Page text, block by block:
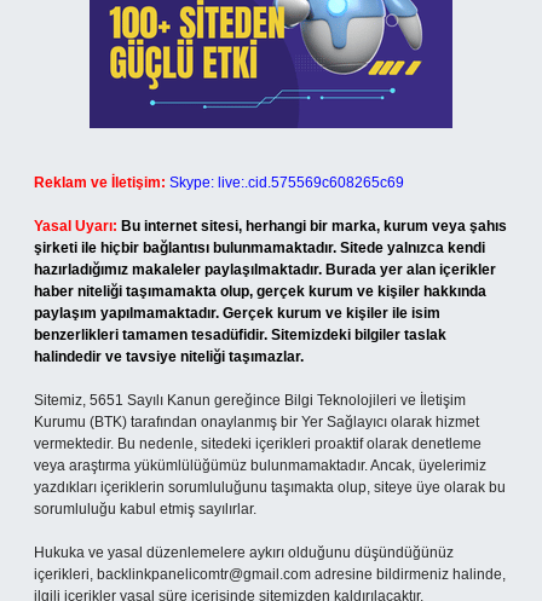
Reklam ve İletişim: Skype: live:.cid.575569c608265c69
Yasal Uyarı: Bu internet sitesi, herhangi bir marka, kurum veya şahıs
şirketi ile hiçbir bağlantısı bulunmamaktadır. Sitede yalnızca kendi
hazırladığımız makaleler paylaşılmaktadır. Burada yer alan içerikler
haber niteliği taşımamakta olup, gerçek kurum ve kişiler hakkında
paylaşım yapılmamaktadır. Gerçek kurum ve kişiler ile isim
benzerlikleri tamamen tesadüfidir. Sitemizdeki bilgiler taslak
halindedir ve tavsiye niteliği taşımazlar.
Sitemiz, 5651 Sayılı Kanun gereğince Bilgi Teknolojileri ve İletişim
Kurumu (BTK) tarafından onaylanmış bir Yer Sağlayıcı olarak hizmet
vermektedir. Bu nedenle, sitedeki içerikleri proaktif olarak denetleme
veya araştırma yükümlülüğümüz bulunmamaktadır. Ancak, üyelerimiz
yazdıkları içeriklerin sorumluluğunu taşımakta olup, siteye üye olarak bu
sorumluluğu kabul etmiş sayılırlar.
Hukuka ve yasal düzenlemelere aykırı olduğunu düşündüğünüz
içerikleri, backlinkpanelicomtr@gmail.com adresine bildirmeniz halinde,
ilgili içerikler yasal süre içerisinde sitemizden kaldırılacaktır.